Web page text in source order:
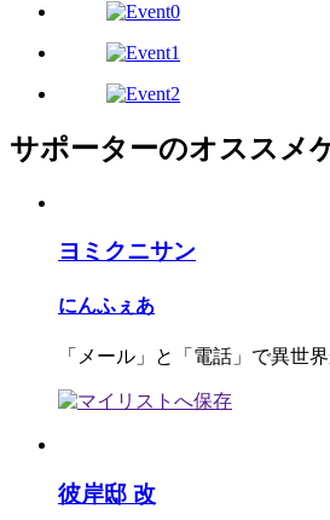
サポーターのオススメ
ヨミクニサン
にんふぇあ
「メール」と「電話」で異世
彼岸邸 改